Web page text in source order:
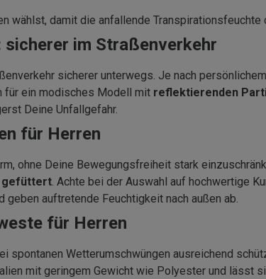
wählst, damit die anfallende
im Straßenverkehr
sicherer unterwegs. Je nach
für ein modisches Modell mit reflektierenden
Deine Unfallgefahr.
für Herren
ohne Deine Bewegungsfreiheit stark
gefüttert. Achte bei der Auswahl auf hochwertige
auftretende Feuchtigkeit nach außen ab.
für Herren
spontanen Wetterumschwüngen ausreichend
mit geringem Gewicht wie Polyester und lässt